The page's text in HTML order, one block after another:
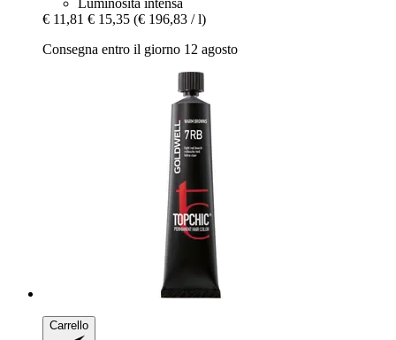
Luminosità intensa
€ 11,81 € 15,35 (€ 196,83 / l)
Consegna entro il giorno 12 agosto
Carrello